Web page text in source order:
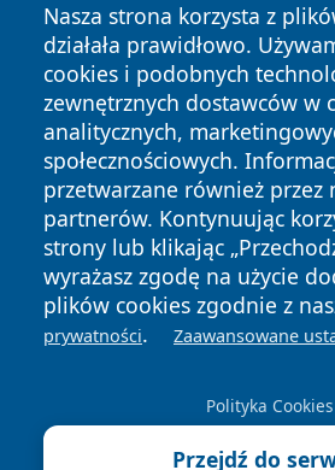
Nasza strona korzysta z
działała prawidłowo.
cookies i podobnych
zewnętrznych dostawców w
analitycznych,
społecznościowych.
przetwarzane również przez
partnerów. Kontynuując
strony lub klikając
wyrażasz zgodę na użycie
plików cookies zgodnie z
prywatności. Zaawansowane
Polityka Cookies
Przejdź do
Copyright © 2026 echowarszawy.pl
zastrzeżone.
News Autorzy
Polityka
Prywatności